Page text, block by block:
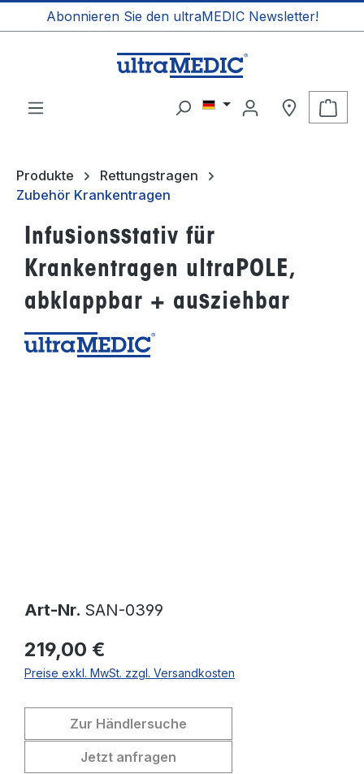
springen
Abonnieren Sie den ultraMEDIC Newsletter!
Produkte
Rettungstragen
Zubehör Krankentragen
Infusionsstativ für
Krankentragen ultraPOLE,
abklappbar + ausziehbar
Art-Nr. SAN-0399
219,00 €
Preise exkl. MwSt. zzgl. Versandkosten
Zur Händlersuche
Jetzt anfragen